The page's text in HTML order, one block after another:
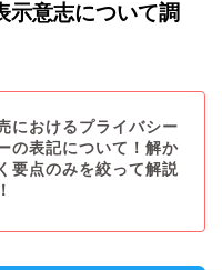
示意志について調
におけるプライバシー
の表記について！解か
要点のみを絞って解説